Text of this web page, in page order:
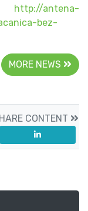
http://antena-
bez-
MORE NEWS
CONTENT